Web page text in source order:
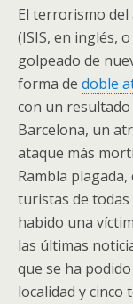
El terrorismo del
(ISIS, en inglés,
golpeado de
forma de doble
con un
Barcelona, un
ataque más
Rambla
turistas de todas
habido una
las últimas
que se ha
localidad y